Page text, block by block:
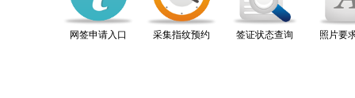
网签申请入口 采集指纹预约 签证状态查询 照片要